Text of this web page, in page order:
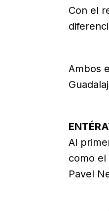
Con el
Ambos
Al
como el
Pavel